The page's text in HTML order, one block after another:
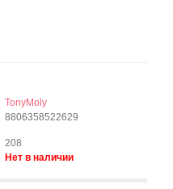
TonyMoly
8806358522629
208
Нет в наличии